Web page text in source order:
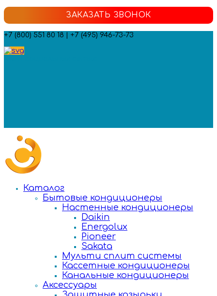
ЗАКАЗАТЬ ЗВОНОК
+7 (800) 551 80 18 | +7 (495) 946-73-73
Каталог
Бытовые кондиционеры
Настенные кондиционеры
Daikin
Energolux
Pioneer
Sakata
Мульти сплит системы
Кассетные кондиционеры
Канальные кондиционеры
Аксессуары